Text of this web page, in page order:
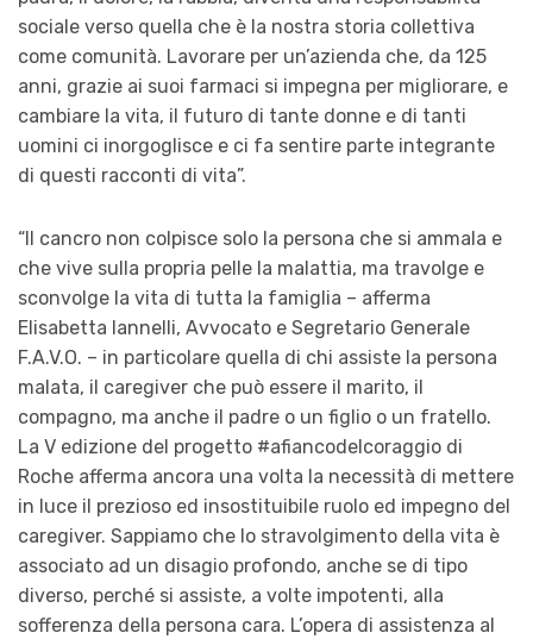
sociale verso quella che è la nostra storia collettiva
come comunità. Lavorare per un’azienda che, da 125
anni, grazie ai suoi farmaci si impegna per migliorare, e
cambiare la vita, il futuro di tante donne e di tanti
uomini ci inorgoglisce e ci fa sentire parte integrante
di questi racconti di vita”.
“Il cancro non colpisce solo la persona che si ammala e
che vive sulla propria pelle la malattia, ma travolge e
sconvolge la vita di tutta la famiglia – afferma
Elisabetta Iannelli, Avvocato e Segretario Generale
F.A.V.O. – in particolare quella di chi assiste la persona
malata, il caregiver che può essere il marito, il
compagno, ma anche il padre o un figlio o un fratello.
La V edizione del progetto #afiancodelcoraggio di
Roche afferma ancora una volta la necessità di mettere
in luce il prezioso ed insostituibile ruolo ed impegno del
caregiver. Sappiamo che lo stravolgimento della vita è
associato ad un disagio profond o, anche se di tipo
diverso, perché si assiste, a volte impotenti, alla
sofferenza della persona cara. L’opera di assistenza al